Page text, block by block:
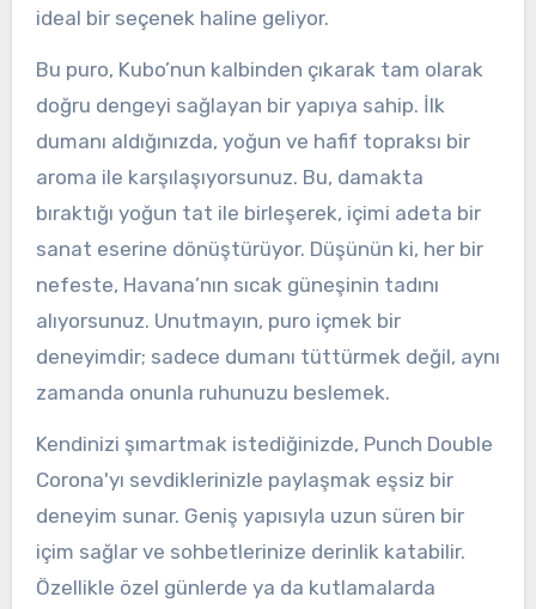
ideal bir seçenek haline geliyor.
Bu puro, Kubo’nun kalbinden çıkarak tam olarak
doğru dengeyi sağlayan bir yapıya sahip. İlk
dumanı aldığınızda, yoğun ve hafif topraksı bir
aroma ile karşılaşıyorsunuz. Bu, damakta
bıraktığı yoğun tat ile birleşerek, içimi adeta bir
sanat eserine dönüştürüyor. Düşünün ki, her bir
nefeste, Havana’nın sıcak güneşinin tadını
alıyorsunuz. Unutmayın, puro içmek bir
deneyimdir; sadece dumanı tüttürmek değil, aynı
zamanda onunla ruhunuzu beslemek.
Kendinizi şımartmak istediğinizde, Punch Double
Corona'yı sevdiklerinizle paylaşmak eşsiz bir
deneyim sunar. Geniş yapısıyla uzun süren bir
içim sağlar ve sohbetlerinize derinlik katabilir.
Özellikle özel günlerde ya da kutlamalarda